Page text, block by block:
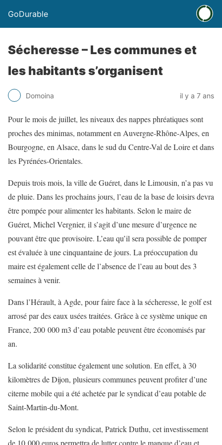
GoDurable
Sécheresse – Les communes et
les habitants s’organisent
Domoina il y a 7 ans
Pour le mois de juillet, les niveaux des nappes phréatiques sont
proches des minimas, notamment en Auvergne-Rhône-Alpes, en
Bourgogne, en Alsace, dans le sud du Centre-Val de Loire et dans
les Pyrénées-Orientales.
Depuis trois mois, la ville de Guéret, dans le Limousin, n’a pas vu
de pluie. Dans les prochains jours, l’eau de la base de loisirs devra
être pompée pour alimenter les habitants. Selon le maire de
Guéret, Michel Vergnier, il s’agit d’une mesure d’urgence ne
pouvant être que provisoire. L’eau qu’il sera possible de pomper
est évaluée à une cinquantaine de jours. La préoccupation du
maire est également celle de l’absence de l’eau au bout des 3
semaines à venir.
Dans l’Hérault, à Agde, pour faire face à la sécheresse, le golf est
arrosé par des eaux usées traitées. Grâce à ce système unique en
France, 200 000 m3 d’eau potable peuvent être économisés par
an.
La solidarité constitue également une solution. En effet, à 30
kilomètres de Dijon, plusieurs communes peuvent profiter d’une
citerne mobile qui a été achetée par le syndicat d’eau potable de
Saint-Martin-du-Mont.
Selon le président du syndicat, Patrick Duthu, cet investissement
de 10 000 euros permettra de lutter contre le manque d’eau et